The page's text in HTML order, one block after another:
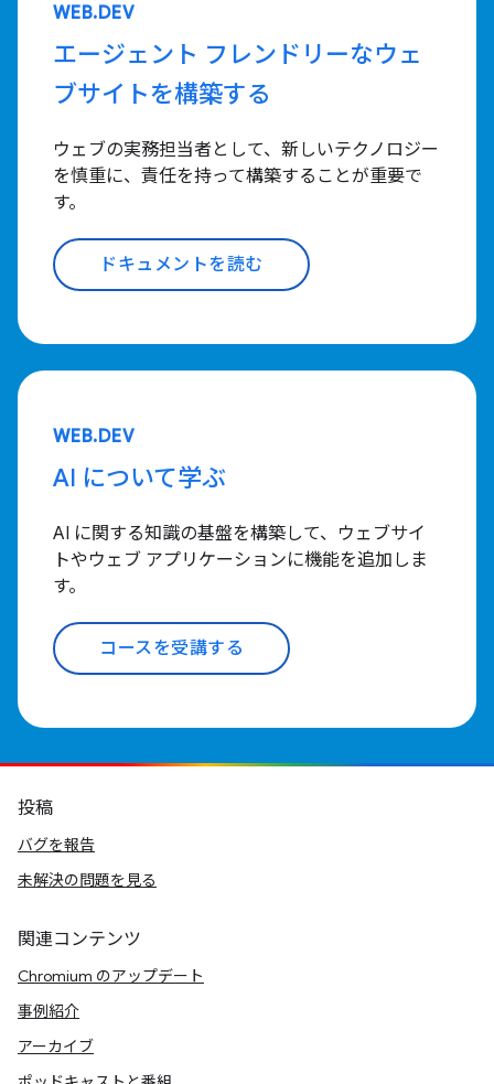
WEB.DEV
エージェント フレンドリーなウェ
ブサイトを構築する
ウェブの実務担当者として、新しいテクノロジー
を慎重に、責任を持って構築することが重要で
す。
ドキュメントを読む
WEB.DEV
AI について学ぶ
AI に関する知識の基盤を構築して、ウェブサイ
トやウェブ アプリケーションに機能を追加しま
す。
コースを受講する
投稿
バグを報告
未解決の問題を見る
関連コンテンツ
Chromium のアップデート
事例紹介
アーカイブ